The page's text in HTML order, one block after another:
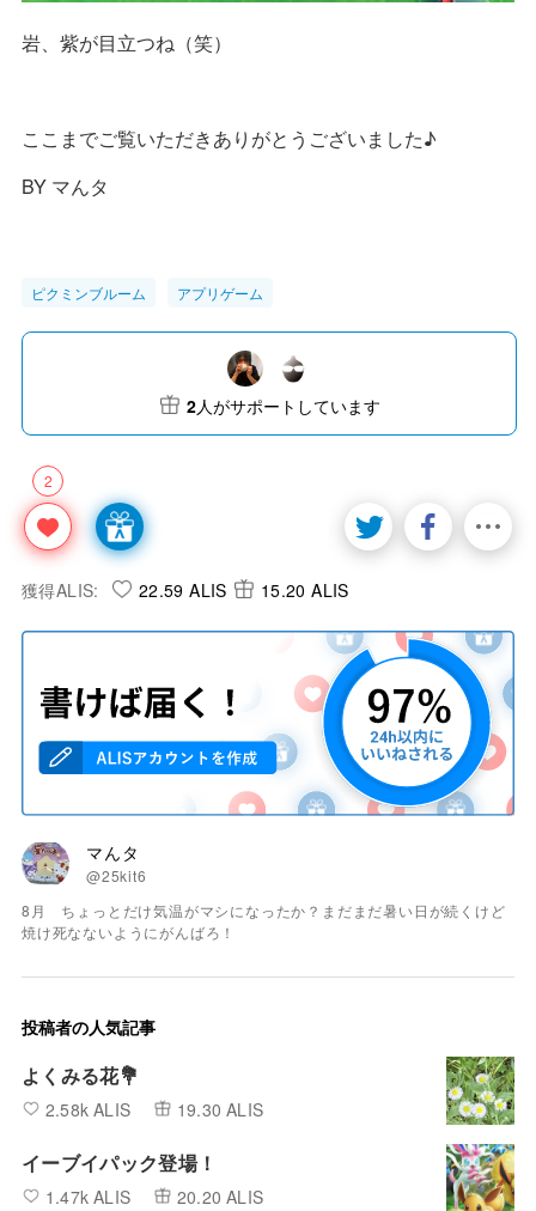
岩、紫が目立つね（笑）
ここまでご覧いただきありがとうございました♪
BY マんタ
ピクミンブルーム アプリゲーム
2
2人がサポートしています
獲得ALIS: 22.59 ALIS 15.20 ALIS
マんタ
@25kit6
8月 ちょっとだけ気温がマシになったか？まだまだ暑い日が続くけど
焼け死なないようにがんばろ！
投稿者の人気記事
よくみる花💐
2.58k ALIS 19.30 ALIS
イーブイパック登場！
1.47k ALIS 20.20 ALIS